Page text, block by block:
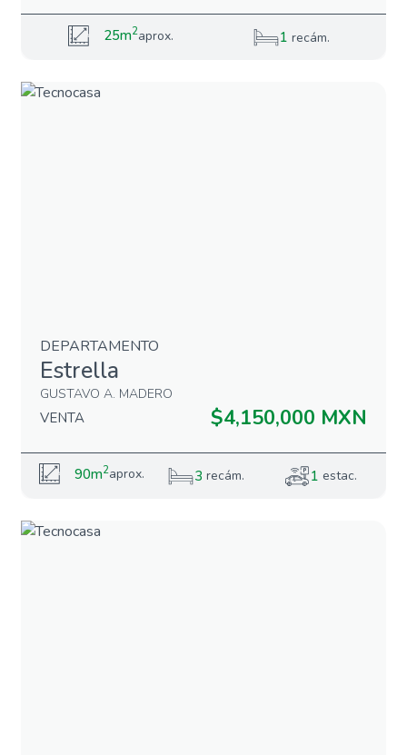
25m2aprox. 1recám.
DEPARTAMENTO
Estrella
GUSTAVO A. MADERO
VENTA $4,150,000 MXN
90m2aprox. 3 recám. 1 estac.